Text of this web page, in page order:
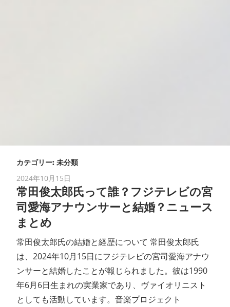
カテゴリー: 未分類
2024年10月15日
常田俊太郎氏って誰？フジテレビの宮
司愛海アナウンサーと結婚？ニュース
まとめ
常田俊太郎氏の結婚と経歴について 常田俊太郎氏
は、2024年10月15日にフジテレビの宮司愛海アナウ
ンサーと結婚したことが報じられました。彼は1990
年6月6日生まれの実業家であり、ヴァイオリニスト
としても活動しています。音楽プロジェクト